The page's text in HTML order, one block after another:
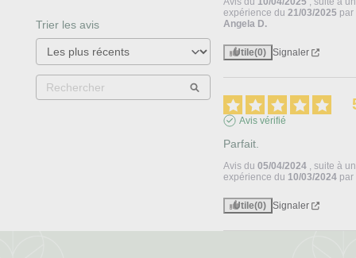
Trier les avis
expérience du21/03/2025 par
Angela D.
Utile(0) Signaler
Avis vérifié
Parfait.
Avis du05/04/2024 , suite à
expérience du 10/03/2024 par
Utile(0) Signaler